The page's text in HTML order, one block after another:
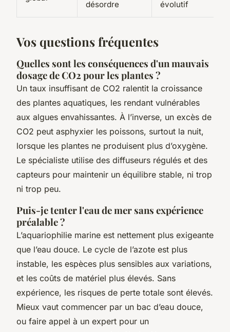
désordre évolutif
Vos questions fréquentes
Quelles sont les conséquences d'un mauvais
dosage de CO2 pour les plantes ?
Un taux insuffisant de CO2 ralentit la croissance
des plantes aquatiques, les rendant vulnérables
aux algues envahissantes. À l’inverse, un excès de
CO2 peut asphyxier les poissons, surtout la nuit,
lorsque les plantes ne produisent plus d’oxygène.
Le spécialiste utilise des diffuseurs régulés et des
capteurs pour maintenir un équilibre stable, ni trop
ni trop peu.
Puis-je tenter l'eau de mer sans expérience
préalable ?
L’aquariophilie marine est nettement plus exigeante
que l’eau douce. Le cycle de l’azote est plus
instable, les espèces plus sensibles aux variations,
et les coûts de matériel plus élevés. Sans
expérience, les risques de perte totale sont élevés.
Mieux vaut commencer par un bac d’eau douce,
ou faire appel à un expert pour un